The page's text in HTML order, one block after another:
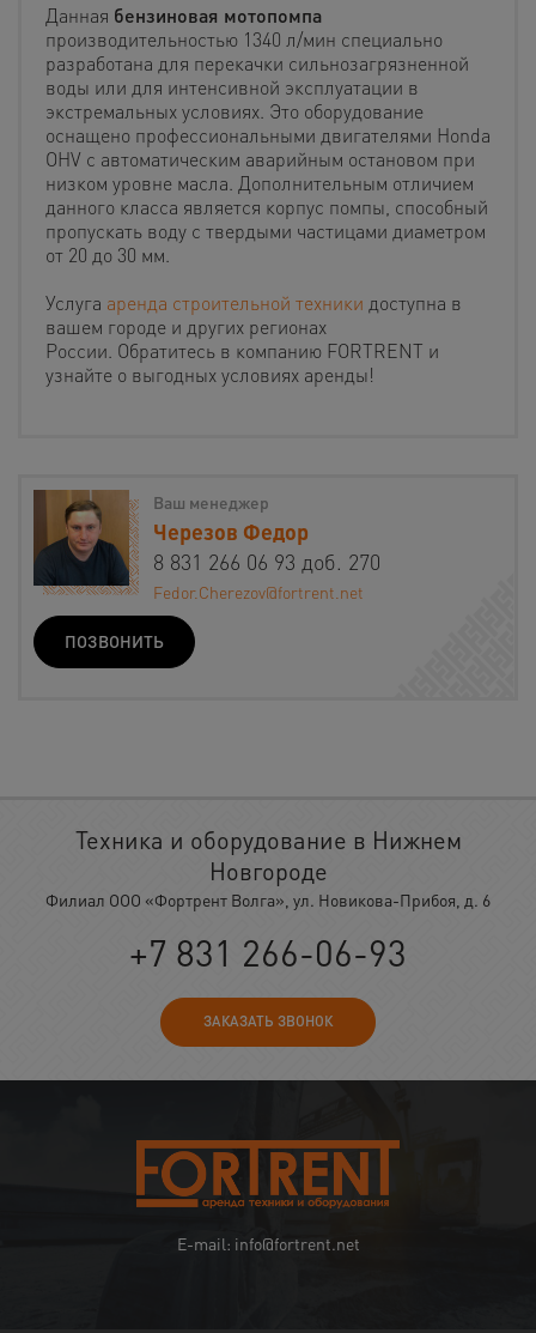
Данная бензиновая мотопомпа
производительностью 1340 л/мин специально
разработана для перекачки сильнозагрязненной
воды или для интенсивной эксплуатации в
экстремальных условиях. Это оборудование
оснащено профессиональными двигателями Honda
OHV с автоматическим аварийным остановом при
низком уровне масла. Дополнительным отличием
данного класса является корпус помпы, способный
пропускать воду с твердыми частицами диаметром
от 20 до 30 мм.
Услуга аренда строительной техники доступна в
вашем городе и других регионах
России. Обратитесь в компанию FORTRENT и
узнайте о выгодных условиях аренды!
Ваш менеджер
Черезов Федор
8 831 266 06 93 доб. 270
Fedor.Cherezov@fortrent.net
ПОЗВОНИТЬ
Техника и оборудование в Нижнем
Новгороде
Филиал ООО «Фортрент Волга», ул. Новикова-Прибоя, д. 6
+7 831 266-06-93
ЗАКАЗАТЬ ЗВОНОК
E-mail: info@fortrent.net